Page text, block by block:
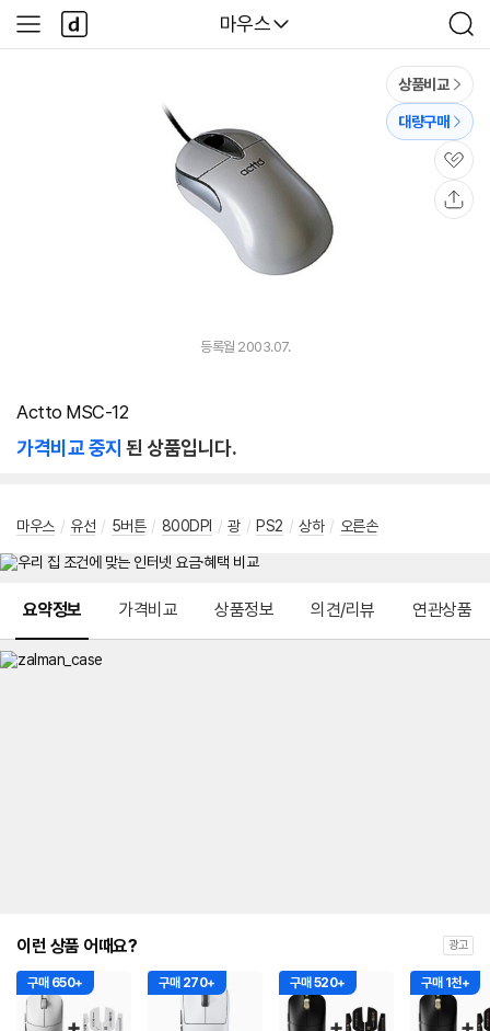
다나와
마우스
검
색
사
이
다
나
와
상품비교
대량구매
관
심
등록월 2003.07.
Actto MSC-12
가격비교 중지 된 상품입니다.
마우스 / 유선 / 5버튼 / 800DPI / 광 / PS2 / 상하 / 오른손
요약정보 가격비교 상품정보 의견/리뷰 연관상품
이런 상품 어때요? 광고
구매 650+ 구매 270+ 구매 520+ 구매 1천+